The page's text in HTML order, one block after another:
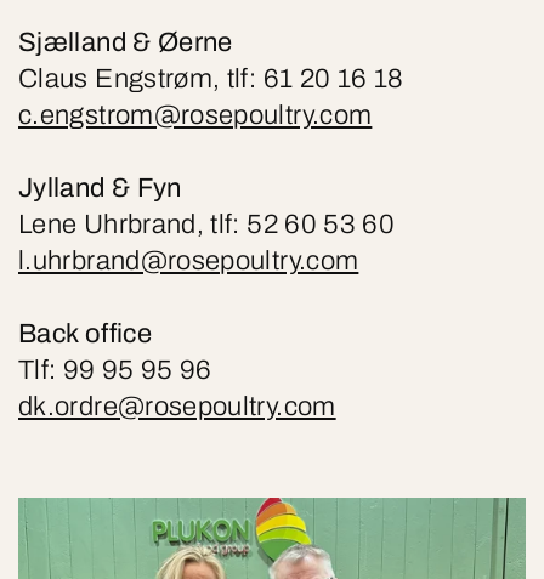
Sjælland & Øerne
Claus Engstrøm, tlf: 61 20 16 18
c.engstrom@rosepoultry.com
Jylland & Fyn
Lene Uhrbrand, tlf: 52 60 53 60
l.uhrbrand@rosepoultry.com
Back office
Tlf: 99 95 95 96
dk.ordre@rosepoultry.com